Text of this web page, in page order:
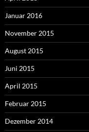
Januar 2016
November 2015
August 2015
Juni 2015
April 2015
Februar 2015
Dezember 2014